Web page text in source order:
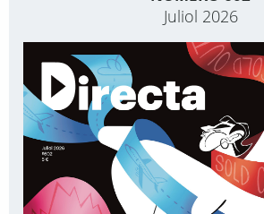
Juliol 2026